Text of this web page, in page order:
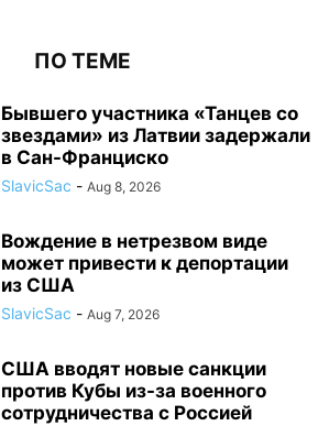
ПО ТЕМЕ
Бывшего участника «Танцев со
звездами» из Латвии задержали
в Сан-Франциско
SlavicSac - Aug 8, 2026
Вождение в нетрезвом виде
может привести к депортации
из США
SlavicSac - Aug 7, 2026
США вводят новые санкции
против Кубы из-за военного
сотрудничества с Россией